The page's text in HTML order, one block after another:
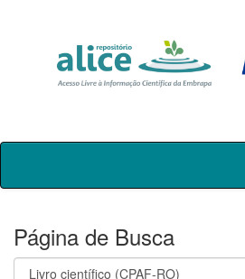
Skip
Página de Busca